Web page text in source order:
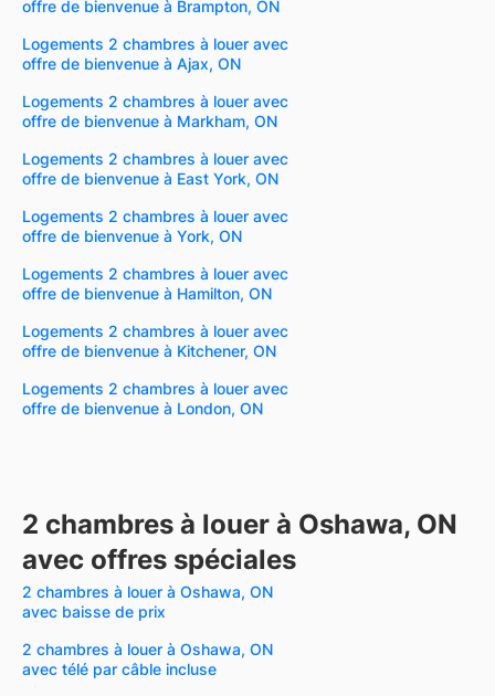
offre de bienvenue à Brampton, ON
Logements 2 chambres à louer avec
offre de bienvenue à Ajax, ON
Logements 2 chambres à louer avec
offre de bienvenue à Markham, ON
Logements 2 chambres à louer avec
offre de bienvenue à East York, ON
Logements 2 chambres à louer avec
offre de bienvenue à York, ON
Logements 2 chambres à louer avec
offre de bienvenue à Hamilton, ON
Logements 2 chambres à louer avec
offre de bienvenue à Kitchener, ON
Logements 2 chambres à louer avec
offre de bienvenue à London, ON
2 chambres à louer à Oshawa, ON
avec offres spéciales
2 chambres à louer à Oshawa, ON
avec baisse de prix
2 chambres à louer à Oshawa, ON
avec télé par câble incluse